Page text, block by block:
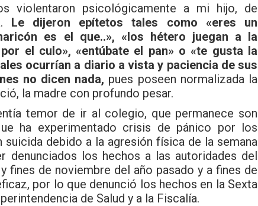
violentaron psicológicamente a mi hijo, de
Le dijeron epítetos tales como «eres un
es el que..», «los hétero juegan a la
el culo», «entúbate el pan» o «te gusta la
ocurrían a diario a vista y paciencia de sus
no dicen nada, pues poseen normalizada la
la madre con profundo pesar.
temor de ir al colegio, que permanece son
ha experimentado crisis de pánico por los
debido a la agresión física de la semana
denunciados los hechos a las autoridades del
fines de noviembre del año pasado y a fines de
por lo que denunció los hechos en la Sexta
de Salud y a la Fiscalía.